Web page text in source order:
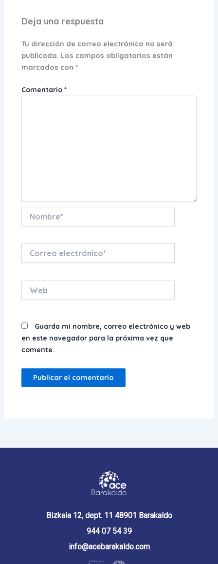
Deja una respuesta
Tu dirección de correo electrónico no será
publicada. Los campos obligatorios están
marcados con*
Comentario*
electrónico*
Guarda mi nombre, correo electrónico y web
en este navegador para la próxima vez que
comente.
Bizkaia 12, dept. 11 48901 Barakaldo
944 07 54 39
info@acebarakaldo.com